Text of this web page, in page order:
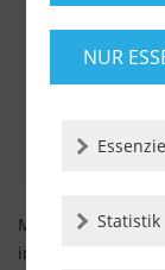
Mit diesen
im Untergrund
NUR
Statistik